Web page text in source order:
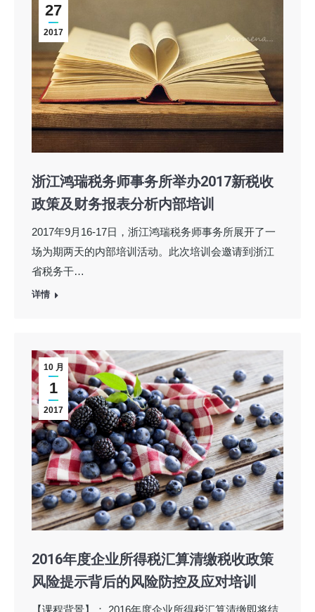
27
2017
浙江鸿瑞税务师事务所举办2017新税收
政策及财务报表分析内部培训
2017年9月16-17日，浙江鸿瑞税务师事务所展开了一
场为期两天的内部培训活动。此次培训会邀请到浙江
省税务干…
详情
10 月
1
2017
2016年度企业所得税汇算清缴税收政策
风险提示背后的风险防控及应对培训
【课程背景】： 2016年度企业所得税汇算清缴即将结